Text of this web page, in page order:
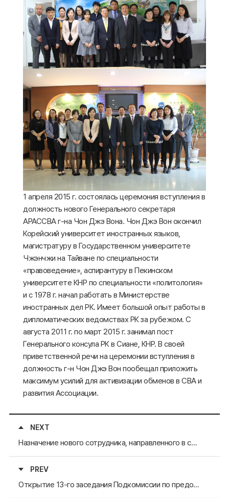
1 апреля 2015 г. состоялась церемония вступления в
должность нового Генерального секретаря
АРАССВА г-на Чон Джэ Вона. Чон Джэ Вон окончил
Корейский университет иностранных языков,
магистратуру в Государственном университете
Чжэнчжи на Тайване по специальности
«правоведение», аспирантуру в Пекинском
университете КНР по специальности «политология»
и с 1978 г. начал работать в Министерстве
иностранных дел РК. Имеет большой опыт работы в
дипломатических ведомствах РК за рубежом. С
августа 2011 г. по март 2015 г. занимал пост
Генерального консула РК в Сиане, КНР. В своей
приветственной речи на церемонии вступления в
должность г-н Чон Джэ Вон пообещал приложить
максимум усилий для активизации обменов в СВА и
развития Ассоциации.
NEXT
Назначение нового сотрудника, направленного в секретариат регионом-членом АРАССВА
PREV
Открытие 13-го заседания Подкомиссии по предотвращению стихийных бедствий